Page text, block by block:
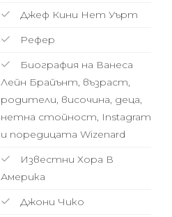
Джеф Кини Нет Уърт
Рефер
Биография на Ванеса
Лейн Брайънт, възраст,
родители, височина, деца,
нетна стойност, Instagram
и поредицата Wizenard
Известни Хора В
Америка
Джони Чико